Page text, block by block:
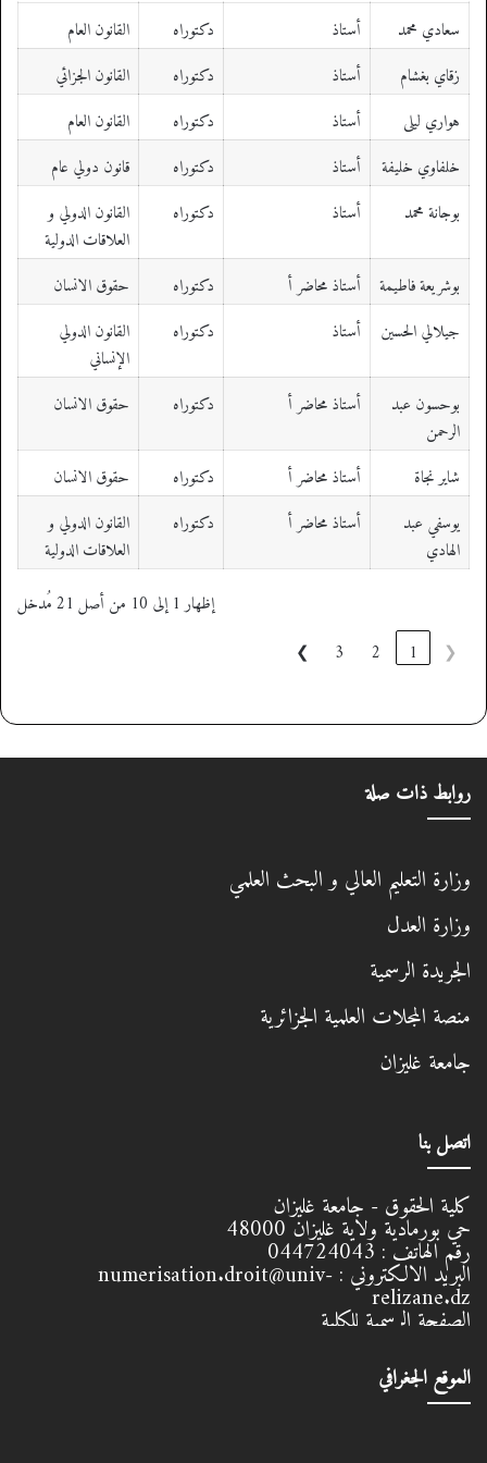
سعادي محمد
أستاذ دكتوراه
القانون العام
زقاي بغشام
أستاذ دكتوراه
القانون الجزائي
هواري ليلى
أستاذ دكتوراه
القانون العام
خلفاوي خليفة أستاذ دكتوراه
قانون دولي عام
بوجانة محمد
أستاذ دكتوراه القانون الدولي و
العلاقات الدولية
بوشريعة فاطيمة أستاذ محاضر أ دكتوراه
حقوق الانسان
جيلالي الحسين أستاذ دكتوراه القانون الدولي
الإنساني
بوحسون عبد
الرحمن
أستاذ محاضر أ دكتوراه
حقوق الانسان
شاير نجاة
أستاذ محاضر أ دكتوراه
حقوق الانسان
يوسفي عبد
الهادي
أستاذ محاضر أ دكتوراه القانون الدولي و
العلاقات الدولية
إظهار 1 إلى 10 من أصل 21 مُدخل
❮
1
2
3
❯
روابط ذات صلة
وزارة التعليم العالي و البحث العلمي
وزارة العدل
الجريدة الرسمية
منصة المجلات العلمية الجزائرية
جامعة غليزان
اتصل بنا
كلية الحقوق - جامعة غليزان
حي بورمادية ولاية غليزان48000 رقم الهاتف :044724043البريد الالكتروني :numerisation.droit@univ- relizane.dz
الصفحة الرسمية للكلية
الموقع الجغرافي